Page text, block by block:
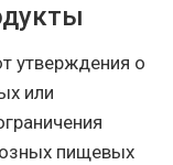
утверждения о
или
пищевых